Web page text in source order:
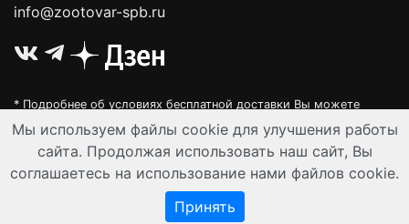
info@zootovar-spb.ru
* Подробнее об условиях бесплатной доставки Вы можете
узнать на нашей
интерактивной карте
Интернет-зоомагазин "Филя". Контент на сайте предназначен для
лиц старше 16 лет. Все данные представленные на сайте
регулируются публичной офертой.
© Все права защищены 2008-2026 г.
Разработка и автоматизация:Ангелы-АйТи
Мы используем файлы cookie для улучшения работы
сайта. Продолжая использовать наш сайт, Вы
соглашаетесь на использование нами файлов cookie.
Принять